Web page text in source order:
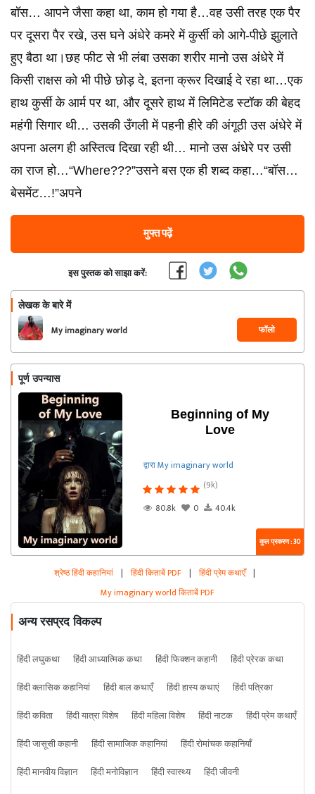
बॉस… आपने जैसा कहा था, काम हो गया है…वह उसी तरह एक पैर
पर दूसरा पैर रखे, उस घने अंधेरे कमरे में कुर्सी को आगे-पीछे झुलाते
हुए बैठा था।छह फीट से भी लंबा उसका शरीर मानो उस अंधेरे में
किसी राक्षस को भी पीछे छोड़ दे, इतना क्रूर दिखाई दे रहा था…एक
हाथ कुर्सी के आर्म पर था, और दूसरे हाथ में लिमिटेड स्टॉक की बेहद
महंगी सिगार थी… उसकी उँगली में पहनी हीरे की अंगूठी उस अंधेरे में
अपना अलग ही अस्तित्व दिखा रही थी… मानो उस अंधेरे पर उसी
का राज हो…“Where???”उसने बस एक ही शब्द कहा…“बॉस…
बेसमेंट…!”अपने
मुफ्त पढ़ें
इस पुस्तक को साझा करें:
लेखक के बारे में
My imaginary world फॉलो
पूर्ण उपन्यास
Beginning of My
Love
द्वारा My imaginary world
(9k)
80.8k
0 40.4k
कुल प्रकरण : 30
श्रेष्ठ हिंदी कहानियां | हिंदी किताबें PDF | हिंदी प्रेम कथाएँ |
My imaginary world किताबें PDF
अन्य रसप्रद विकल्प
हिंदी लघुकथा हिंदी आध्यात्मिक कथा हिंदी फिक्शन कहानी
हिंदी प्रेरक कथा
हिंदी क्लासिक कहानियां
हिंदी बाल कथाएँ हिंदी हास्य कथाएं
हिंदी पत्रिका
हिंदी कविता
हिंदी यात्रा विशेष हिंदी महिला विशेष हिंदी नाटक
हिंदी प्रेम कथाएँ
हिंदी जासूसी कहानी
हिंदी सामाजिक कहानियां
हिंदी रोमांचक कहानियाँ
हिंदी मानवीय विज्ञान
हिंदी मनोविज्ञान हिंदी स्वास्थ्य
हिंदी जीवनी